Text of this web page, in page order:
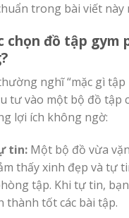
trong bài viết này
chọn đồ tập gym
nghĩ “mặc gì tập
tư vào một bộ đồ tập
lợi ích không ngờ:
tin:Một bộ đồ vừa
thấy xinh đẹp và tự
tập. Khi tự tin,
thành tốt các bài tập.